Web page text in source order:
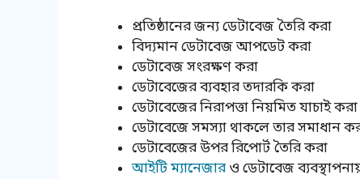
প্রতিষ্ঠানের জন্য ডেটাবেজ তৈরি করা
বিদ্যমান ডেটাবেজ আপডেট করা
ডেটাবেজ সংরক্ষণ করা
ডেটাবেজের ব্যবহার তদারকি করা
ডেটাবেজের নিরাপত্তা নিয়মিত যাচাই করা
ডেটাবেজে সমস্যা থাকলে তার সমাধান
ডেটাবেজের উপর রিপোর্ট তৈরি করা
আইটি ম্যানেজার ও ডেটাবেজ